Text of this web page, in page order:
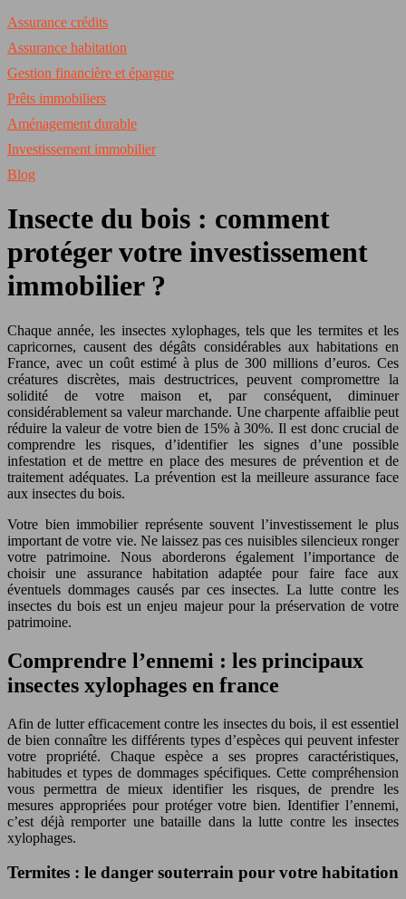
Assurance crédits
Assurance habitation
Gestion financière et épargne
Prêts immobiliers
Aménagement durable
Investissement immobilier
Blog
Insecte du bois : comment
protéger votre investissement
immobilier ?
Chaque année, les insectes xylophages, tels que les termites et les
capricornes, causent des dégâts considérables aux habitations en
France, avec un coût estimé à plus de 300 millions d’euros. Ces
créatures discrètes, mais destructrices, peuvent compromettre la
solidité de votre maison et, par conséquent, diminuer
considérablement sa valeur marchande. Une charpente affaiblie peut
réduire la valeur de votre bien de 15% à 30%. Il est donc crucial de
comprendre les risques, d’identifier les signes d’une possible
infestation et de mettre en place des mesures de prévention et de
traitement adéquates. La prévention est la meilleure assurance face
aux insectes du bois.
Votre bien immobilier représente souvent l’investissement le plus
important de votre vie. Ne laissez pas ces nuisibles silencieux ronger
votre patrimoine. Nous aborderons également l’importance de
choisir une assurance habitation adaptée pour faire face aux
éventuels dommages causés par ces insectes. La lutte contre les
insectes du bois est un enjeu majeur pour la préservation de votre
patrimoine.
Comprendre l’ennemi : les principaux
insectes xylophages en france
Afin de lutter efficacement contre les insectes du bois, il est essentiel
de bien connaître les différents types d’espèces qui peuvent infester
votre propriété. Chaque espèce a ses propres caractéristiques,
habitudes et types de dommages spécifiques. Cette compréhension
vous permettra de mieux identifier les risques, de prendre les
mesures appropriées pour protéger votre bien. Identifier l’ennemi,
c’est déjà remporter une bataille dans la lutte contre les insectes
xylophages.
Termites : le danger souterrain pour votre habitation